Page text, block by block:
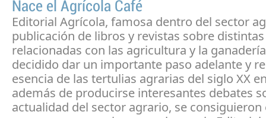
Nace el Agrícola Café
Editorial Agrícola, famosa dentro del sector
publicación de libros y revistas sobre
relacionadas con las agricultura y la
decidido dar un importante paso adelante y
esencia de las tertulias agrarias del siglo XX
además de producirse interesantes debates
actualidad del sector agrario, se